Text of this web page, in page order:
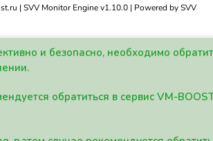
| SVV Monitor Engine v1.10.0 | Powered by SVV
и безопасно, необходимо
обратиться в сервис VM-